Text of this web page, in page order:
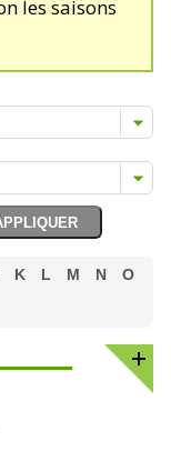
les saisons
K L M N
O